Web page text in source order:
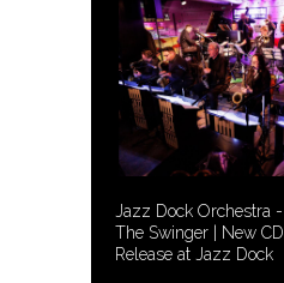
Jazz Dock Orchestra -
The Swinger | New CD
Release at Jazz Dock